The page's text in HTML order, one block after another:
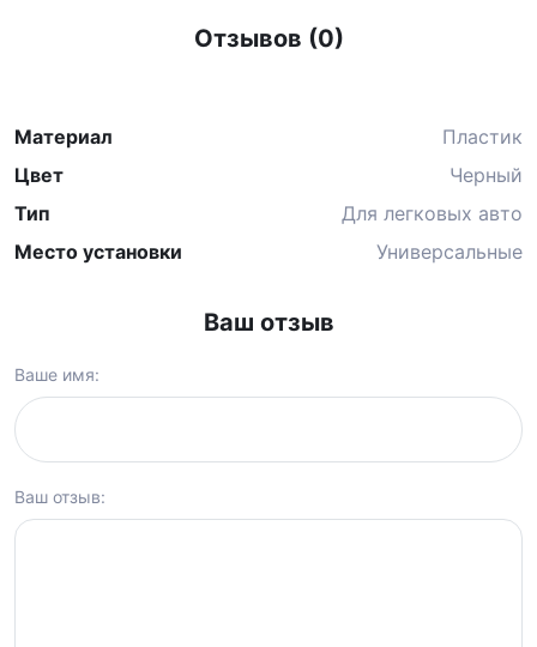
Отзывов (0)
Материал
Пластик
Цвет
Черный
Тип
Для легковых авто
Место установки
Универсальные
Ваш отзыв
Ваше имя:
Ваш отзыв: